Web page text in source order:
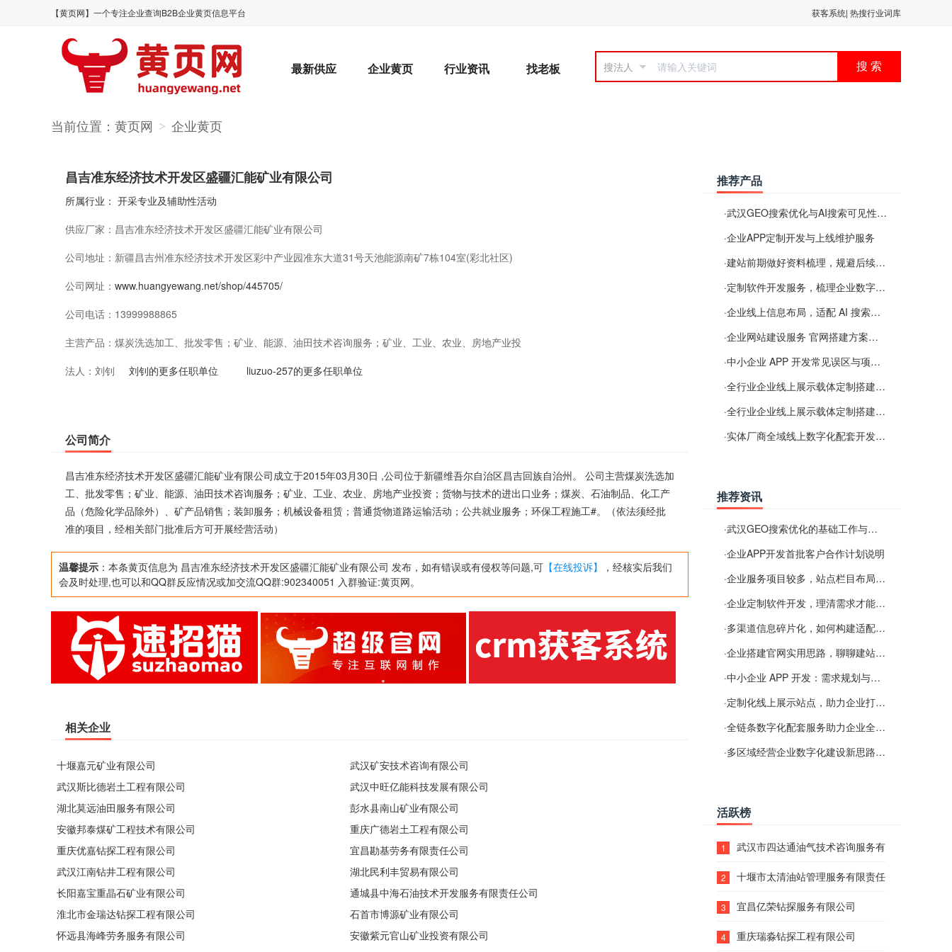
【黄页网】一个专注企业查询B2B企业黄页信息平台 获客系统| 热搜行业词库
最新供应 企业黄页 行业资讯 找老板 搜法人 搜 索
当前位置： 黄页网 > 企业黄页
昌吉准东经济技术开发区盛疆汇能矿业有限公司
所属行业： 开采专业及辅助性活动
供应厂家： 昌吉准东经济技术开发区盛疆汇能矿业有限公司
公司地址： 新疆昌吉州准东经济技术开发区彩中产业园准东大道31号天池能源南矿7栋104室(彩北社区)
公司网址： www.huangyewang.net/shop/445705/
公司电话： 13999988865
主营产品： 煤炭洗选加工、批发零售；矿业、能源、油田技术咨询服务；矿业、工业、农业、房地产业投
资；货物与技术的进出口业务；煤炭、石油制品、化工产品（危险化学品除外）、矿产品销
法人： 刘钊 刘钊的更多任职单位 liuzuo-257的更多任职单位
公司简介
昌吉准东经济技术开发区盛疆汇能矿业有限公司成立于2015年03月30日 ,公司位于新疆维吾尔自治区昌吉回族自治州。 公司主营煤炭洗选加
工、批发零售；矿业、能源、油田技术咨询服务；矿业、工业、农业、房地产业投资；货物与技术的进出口业务；煤炭、石油制品、化工产
品（危险化学品除外）、矿产品销售；装卸服务；机械设备租赁；普通货物道路运输活动；公共就业服务；环保工程施工#。（依法须经批
准的项目，经相关部门批准后方可开展经营活动）
温馨提示 ：本条黄页信息为 昌吉准东经济技术开发区盛疆汇能矿业有限公司 发布，如有错误或有侵权等问题,可 【在线投诉】
，经核实后我们
会及时处理,也可以和QQ群反应情况或加交流QQ群:902340051 入群验证:黄页网。
相关企业
十堰嘉元矿业有限公司
武汉斯比德岩土工程有限公司
湖北莫远油田服务有限公司
安徽邦泰煤矿工程技术有限公司
重庆优嘉钻探工程有限公司
武汉江南钻井工程有限公司
长阳嘉宝重晶石矿业有限公司
淮北市金瑞达钻探工程有限公司
怀远县海峰劳务服务有限公司
武汉矿安技术咨询有限公司
武汉中旺亿能科技发展有限公司
彭水县南山矿业有限公司
重庆广德岩土工程有限公司
宜昌勘基劳务有限责任公司
湖北民利丰贸易有限公司
通城县中海石油技术开发服务有限责任公司
石首市博源矿业有限公司
安徽紫元官山矿业投资有限公司
推荐产品
·武汉GEO搜索优化与AI搜索可见性服务
·企业APP定制开发与上线维护服务
·建站前期做好资料梳理，规避后续各类使用难题
·定制软件开发服务，梳理企业数字化落地常见难点
·企业线上信息布局，适配 AI 搜索需要留意这些要点
·企业网站建设服务 官网搭建方案经验分享
·中小企业 APP 开发常见误区与项目规划实用经验
·全行业企业线上展示载体定制搭建服务
·全行业企业线上展示载体定制搭建服务
·实体厂商全域线上数字化配套开发与地域检索优化服务
推荐资讯
·武汉GEO搜索优化的基础工作与实施思路
·企业APP开发首批客户合作计划说明
·企业服务项目较多，站点栏目布局规划参考思路
·企业定制软件开发，理清需求才能提升数字化落地效率
·多渠道信息碎片化，如何构建适配 AI 检索的品牌信息源
·企业搭建官网实用思路，聊聊建站容易忽视的问题
·中小企业 APP 开发：需求规划与项目落地避坑经验分享
·定制化线上展示站点，助力企业打通线上经营渠道
·全链条数字化配套服务助力企业全域线上经营
·多区域经营企业数字化建设新思路：多端载体与地域检索一体化落地思路分享
活跃榜
1 武汉市四达通油气技术咨询服务有限公司
2 十堰市太清油站管理服务有限责任公司
3 宜昌亿荣钻探服务有限公司
4 重庆瑞淼钻探工程有限公司